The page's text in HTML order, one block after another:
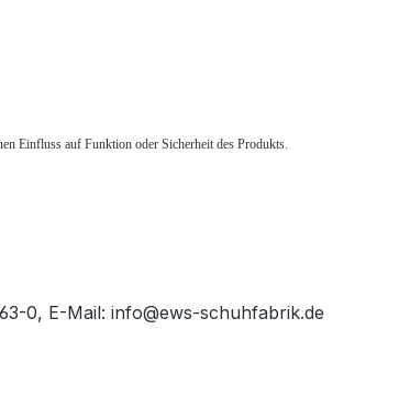
Einfluss auf Funktion oder Sicherheit des Produkts.
0, E-Mail: info@ews-schuhfabrik.de